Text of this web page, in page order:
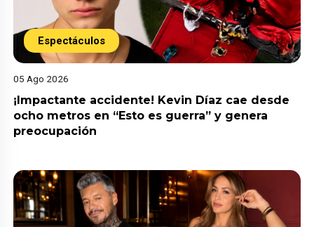
Espectáculos
05 Ago 2026
¡Impactante accidente! Kevin Díaz cae desde
ocho metros en “Esto es guerra” y genera
preocupación